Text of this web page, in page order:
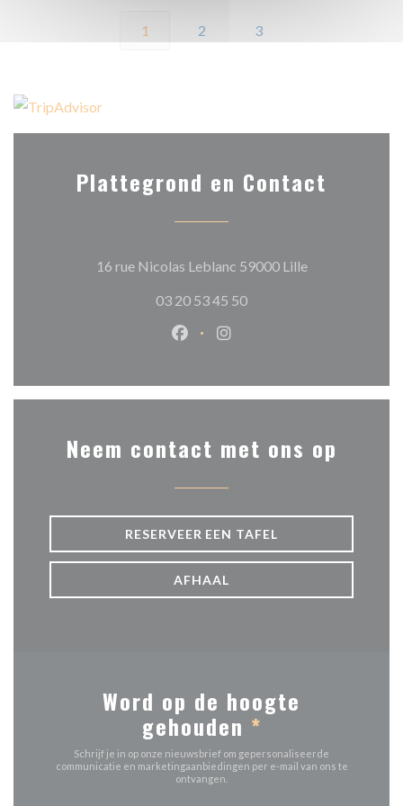
1 2 3
Plattegrond en Contact
16 rue Nicolas Leblanc 59000 Lille((opent in een
03 20 53 45 50
Facebook ((opent in een nieuw
Instagram ((opent in een
Neem contact met ons op
RESERVEER EEN TAFEL
AFHAAL
Word op de hoogte
gehouden *
Schrijf je in op onze nieuwsbrief om gepersonaliseerde
communicatie en marketingaanbiedingen per e-mail van ons te
ontvangen.